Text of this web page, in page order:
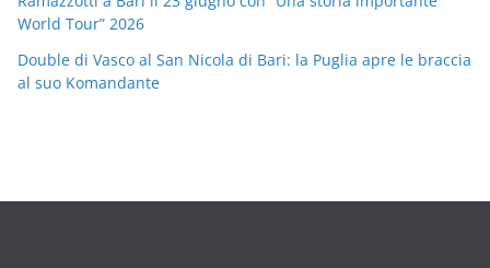
World Tour” 2026
Double di Vasco al San Nicola di Bari: la Puglia apre le braccia
al suo Komandante